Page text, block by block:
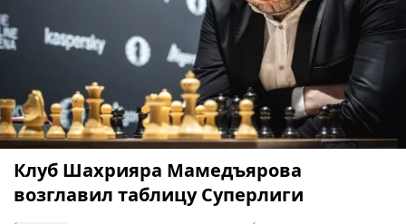
Клуб Шахрияра Мамедъярова
возглавил таблицу Суперлиги